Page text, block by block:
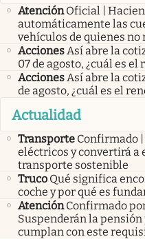
Atención Oficial |
automáticamente las
vehículos de quienes
AccionesAsí abre la
07 de agosto, ¿cuál es
AccionesAsí abre la
de agosto, ¿cuál es el
Actualidad
Transporte Confirmado |
eléctricos y convertirá a
transporte sostenible
Truco Qué significa
coche y por qué es
Atención Confirmado
Suspenderán la
cumplan con este